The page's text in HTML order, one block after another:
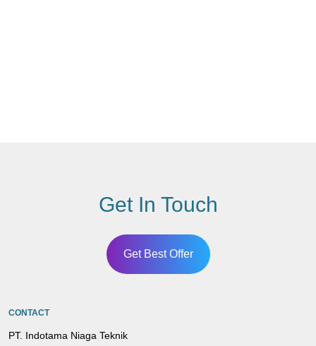
Get In Touch
Get Best Offer
CONTACT
PT. Indotama Niaga Teknik